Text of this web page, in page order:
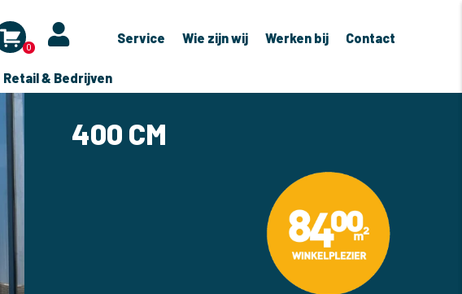
0
Service Wie zijn wij Werken bij Contact
Retail & Bedrijven
400 CM